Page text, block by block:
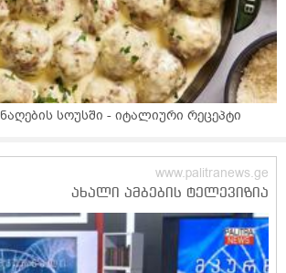
სოუსში - იტალიური რეცეპტი